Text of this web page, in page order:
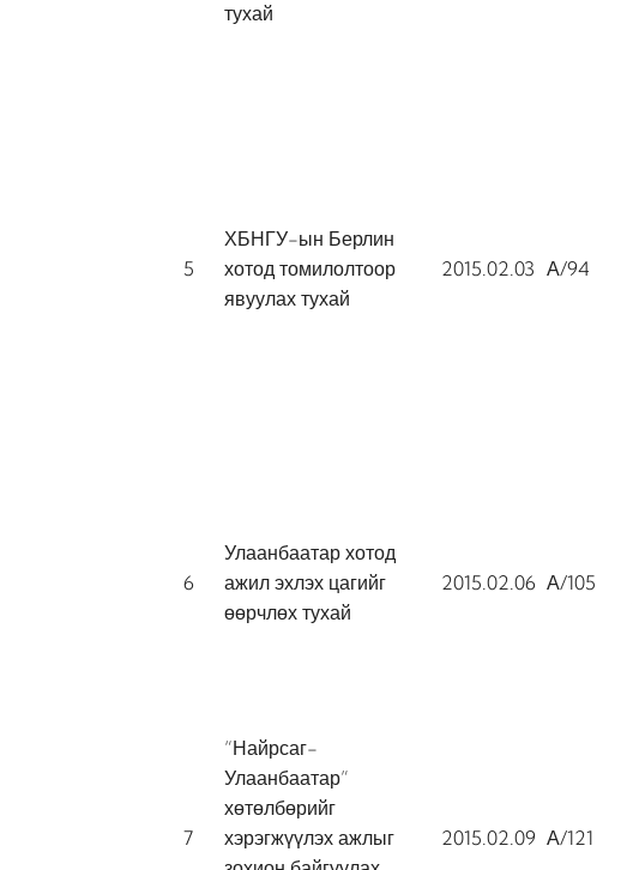
тухай
5
ХБНГУ-ын Берлин
хотод томилолтоор
явуулах тухай
2015.02.03 А/94
6
Улаанбаатар хотод
ажил эхлэх цагийг
өөрчлөх тухай
2015.02.06 А/105
7
“Найрсаг-
Улаанбаатар”
хөтөлбөрийг
хэрэгжүүлэх ажлыг
2015.02.09 А/121